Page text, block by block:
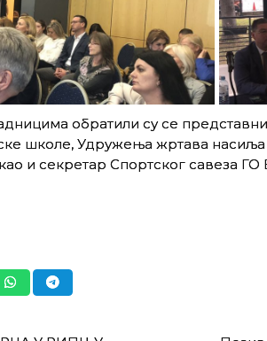
обратили су се
школе, Удружења жртава
и секретар Спортског савеза